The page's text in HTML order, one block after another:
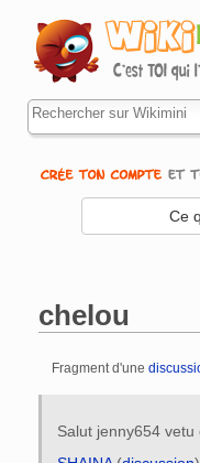
Ce
chelou
Fragment d'une
Salut jenny654